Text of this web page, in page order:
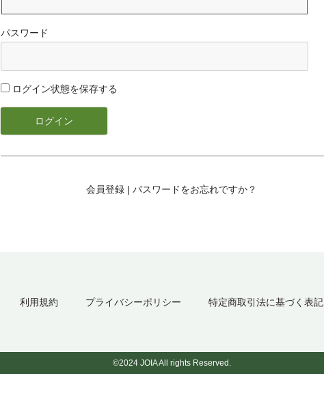
パスワード
ログイン状態を保存する
会員登録 | パスワードをお忘れですか？
利用規約 プライバシーポリシー 特定商取引法に基づく表記
©2024 JOIA All rights Reserved.